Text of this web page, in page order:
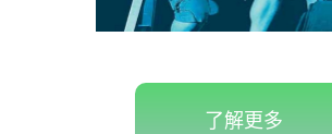
了解更多